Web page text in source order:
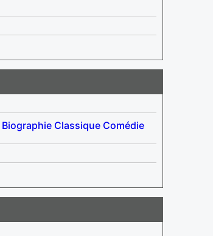
Biographie Classique Comédie